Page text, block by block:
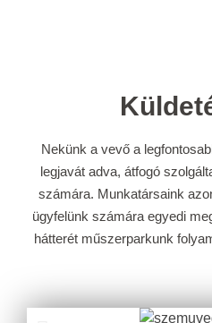
Nekünk a vevő a
legjavát adva, átfogó
számára. Munkatársaink
ügyfelünk számára egyedi
hátterét műszerparkunk